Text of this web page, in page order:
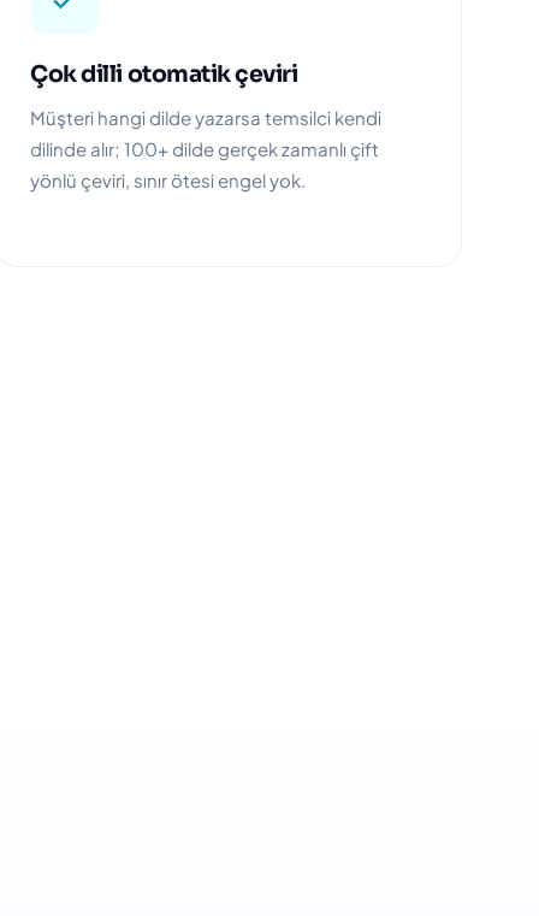
Çok dilli otomatik çeviri
Müşteri hangi dilde yazarsa temsilci kendi
dilinde alır; 100+ dilde gerçek zamanlı çift
yönlü çeviri, sınır ötesi engel yok.